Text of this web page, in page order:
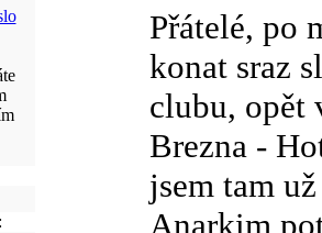
Přátelé, po
konat sraz
clubu, opět
Brezna -
jsem tam
Anarkim